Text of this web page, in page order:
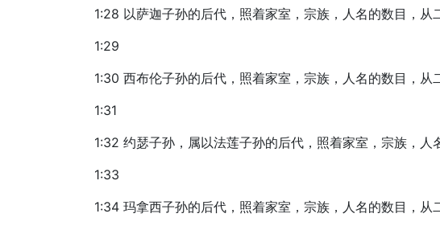
1:28 以萨迦子孙的后代，照着家室，宗族，人名的数目，
1:29
1:30 西布伦子孙的后代，照着家室，宗族，人名的数目，
1:31
1:32 约瑟子孙，属以法莲子孙的后代，照着家室，宗族，
1:33
1:34 玛拿西子孙的后代，照着家室，宗族，人名的数目，